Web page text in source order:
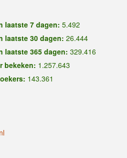
laatste 7 dagen: 5.492
laatste 30 dagen: 26.444
laatste 365 dagen: 329.416
bekeken: 1.257.643
143.361